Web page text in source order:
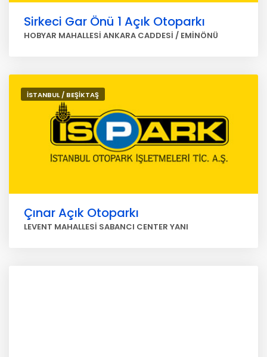
Sirkeci Gar Önü 1 Açık Otoparkı
HOBYAR MAHALLESİ ANKARA CADDESİ / EMİNÖNÜ
İSTANBUL / BEŞİKTAŞ
Çınar Açık Otoparkı
LEVENT MAHALLESİ SABANCI CENTER YANI